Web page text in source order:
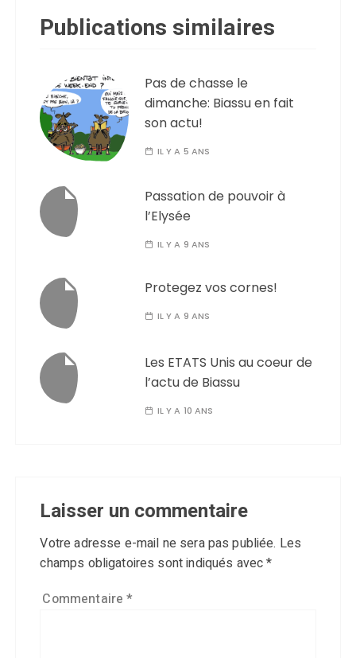
Publications similaires
Pas de chasse le
dimanche: Biassu en fait
son actu!
IL Y A 5 ANS
Passation de pouvoir à
l’Elysée
IL Y A 9 ANS
Protegez vos cornes!
IL Y A 9 ANS
Les ETATS Unis au coeur de
l’actu de Biassu
IL Y A 10 ANS
Laisser un commentaire
Votre adresse e-mail ne sera pas publiée. Les
champs obligatoires sont indiqués avec*
Commentaire*